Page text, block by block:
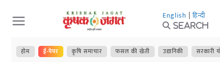
Skip
to
content
English | हिन्दी
Search
होम ई-पेपर कृषि समाचार फसल की खेती उद्यानिकी सरकारी